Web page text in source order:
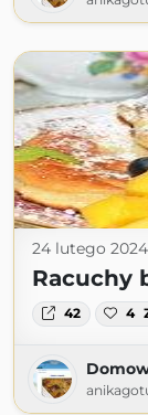
24 lutego 2024
Racuchy
42 4